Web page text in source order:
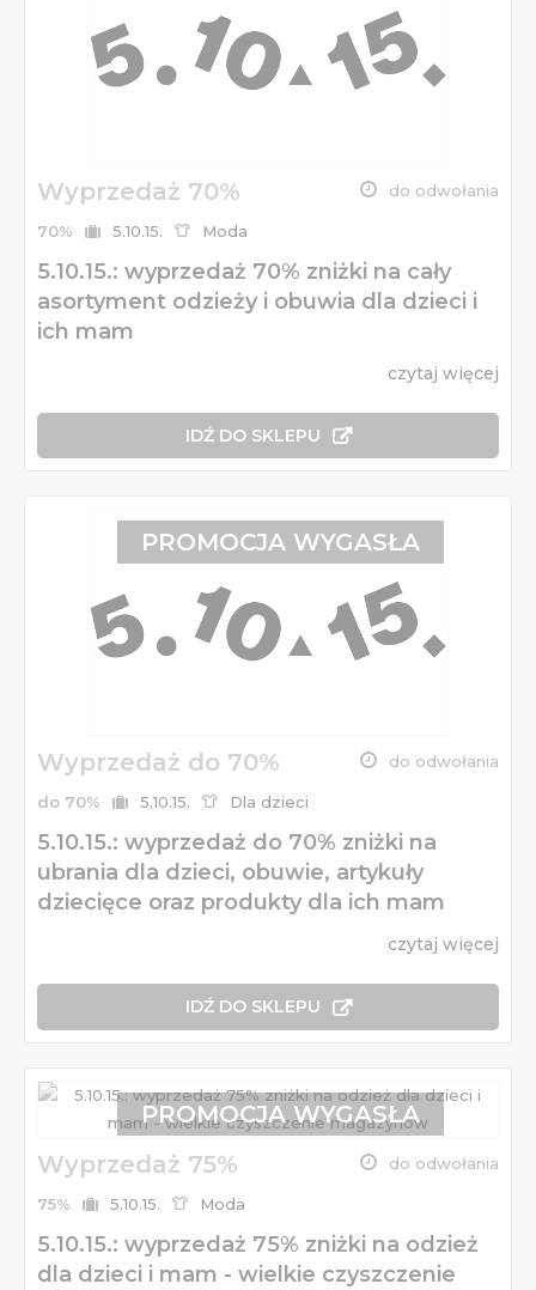
Wyprzedaż 70% do odwołania
70% 5.10.15. Moda
5.10.15.: wyprzedaż 70% zniżki na cały
asortyment odzieży i obuwia dla dzieci i
ich mam
czytaj więcej
IDŹ DO SKLEPU
Wyprzedaż do 70% do odwołania
do 70% 5.10.15. Dla dzieci
5.10.15.: wyprzedaż do 70% zniżki na
ubrania dla dzieci, obuwie, artykuły
dziecięce oraz produkty dla ich mam
czytaj więcej
IDŹ DO SKLEPU
PROMOCJA WYGASŁA
Wyprzedaż 75% do odwołania
75% 5.10.15. Moda
5.10.15.: wyprzedaż 75% zniżki na odzież
dla dzieci i mam - wielkie czyszczenie
PROMOCJA WYGASŁA